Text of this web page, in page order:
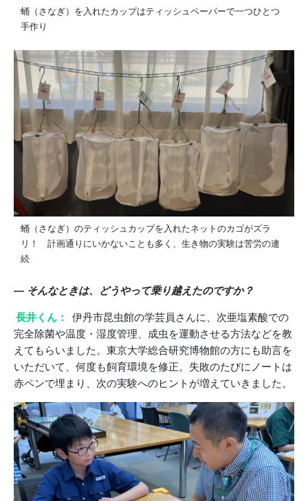
蛹（さなぎ）を入れたカップはティッシュペーパーで一つひとつ
手作り
蛹（さなぎ）のティッシュカップを入れたネットのカゴがズラ
リ！ 計画通りにいかないことも多く、生き物の実験は苦労の連
続
― そんなときは、どうやって乗り越えたのですか？
長井くん：
伊丹市昆虫館の学芸員さんに、次亜塩素酸での
完全除菌や温度・湿度管理、成虫を運動させる方法などを教
えてもらいました。東京大学総合研究博物館の方にも助言を
いただいて、何度も飼育環境を修正。失敗のたびにノートは
赤ペンで埋まり、次の実験へのヒントが増えていきました。